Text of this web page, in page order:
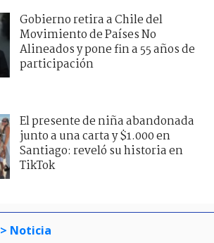
Gobierno retira a Chile del
Movimiento de Países No
Alineados y pone fin a 55 años de
participación
El presente de niña abandonada
junto a una carta y $1.000 en
Santiago: reveló su historia en
TikTok
> Noticia